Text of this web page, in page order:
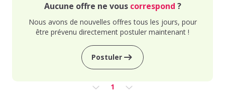
Aucune offre ne vous correspond ?
Nous avons de nouvelles offres tous les jours, pour
être prévenu directement postuler maintenant !
Postuler
1